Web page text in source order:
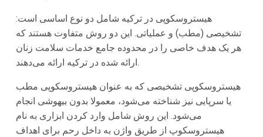
هیستروسکوپی در ترکیه شامل دو نوع اساسی است:
تشخیصی (مطب) و عملیاتی. این دو روش متفاوت هستند که
هر یک هدف خاصی را در محدوده جامع خدمات سلامت زنان
ارائه شده در ترکیه ارائه می‌دهند.
هیستروسکوپی تشخیصی که به عنوان هیستروسکوپی مطب
یا سرپایی نیز شناخته می‌شود، معمولا بدون بیهوشی انجام
می‌شود. این روش شامل وارد کردن ابزاری به نام
هیستروسکوپ از طریق واژن به داخل رحم برای اهداف